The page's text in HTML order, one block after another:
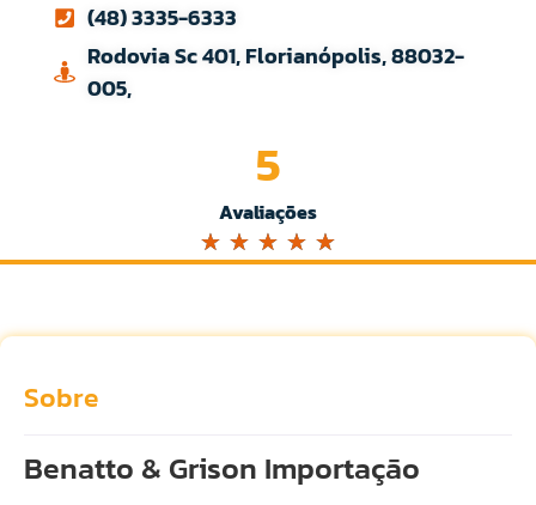
(48) 3335-6333
Rodovia Sc 401, Florianópolis, 88032-
005,
Avaliações
5
☆ ☆ ☆ ☆ ☆
Sobre
Benatto & Grison Importação